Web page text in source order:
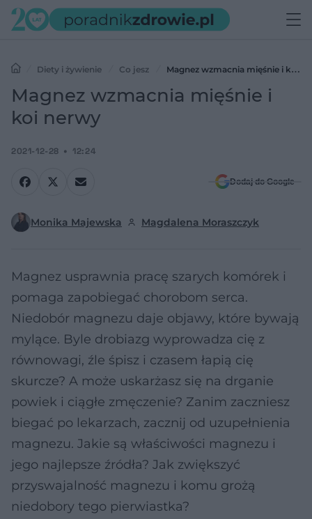
Diety i żywienie Co jesz
Magnez wzmacnia mięśnie i koi
nerwy
Magnez wzmacnia mięśnie i
koi nerwy
2021-12-28 12:24
Dodaj do Google
Monika Majewska Magdalena Moraszczyk
Magnez usprawnia pracę szarych komórek i
pomaga zapobiegać chorobom serca.
Niedobór magnezu daje objawy, które bywają
mylące. Byle drobiazg wyprowadza cię z
równowagi, źle śpisz i czasem łapią cię
skurcze? A może uskarżasz się na drganie
powiek i ciągłe zmęczenie? Zanim zaczniesz
biegać po lekarzach, zacznij od uzupełnienia
magnezu. Jakie są właściwości magnezu i
jego najlepsze źródła? Jak zwiększyć
przyswajalność magnezu i komu grożą
niedobory tego pierwiastka?